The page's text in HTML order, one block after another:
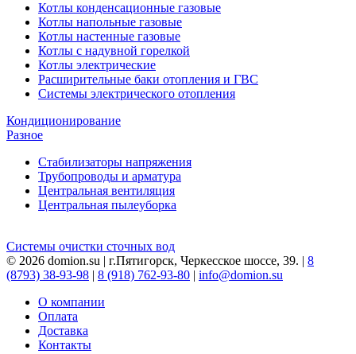
Котлы конденсационные газовые
Котлы напольные газовые
Котлы настенные газовые
Котлы с надувной горелкой
Котлы электрические
Расширительные баки отопления и ГВС
Системы электрического отопления
Кондиционирование
Разное
Стабилизаторы напряжения
Трубопроводы и арматура
Центральная вентиляция
Центральная пылеуборка
Системы очистки сточных вод
© 2026 domion.su | г.Пятигорск, Черкесское шоссе, 39. | 8
(8793) 38-93-98 | 8 (918) 762-93-80 | info@domion.su
О компании
Оплата
Доставка
Контакты